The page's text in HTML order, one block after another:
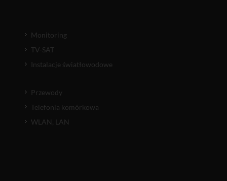
Monitoring
TV-SAT
Instalacje światłowodowe
Przewody
Telefonia komórkowa
WLAN, LAN